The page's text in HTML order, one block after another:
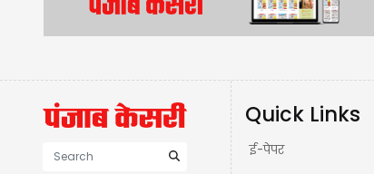
Quick Links